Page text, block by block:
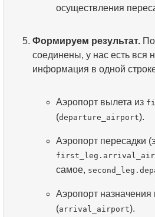
осуществления
Формируем результат.
соединены, у нас есть вся
информация в одной
Аэропорт вылета из
(departure_airport).
Аэропорт пересадки
самое,
Аэропорт назначения
(arrival_airport).